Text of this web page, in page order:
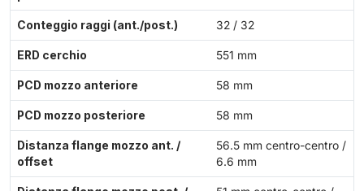
Conteggio raggi (ant./post.) 32 / 32
ERD cerchio 551 mm
PCD mozzo anteriore 58 mm
PCD mozzo posteriore 58 mm
Distanza flange mozzo ant. /
offset
56.5 mm centro-centro /
6.6 mm